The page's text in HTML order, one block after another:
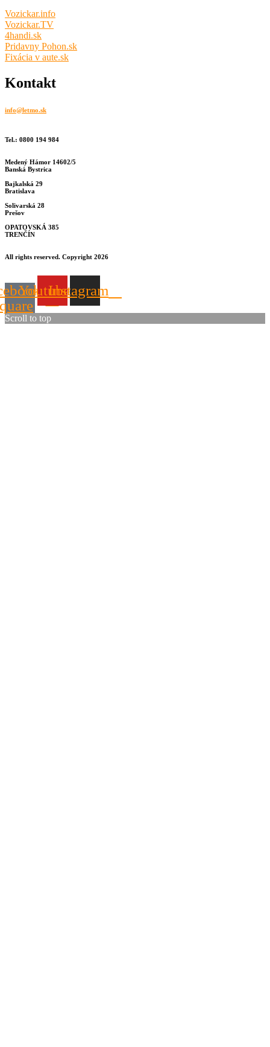
Vozickar.info
Vozickar.TV
4handi.sk
Pridavny Pohon.sk
Fixácia v aute.sk
Kontakt
info@letmo.sk
Tel.: 0800 194 984
Medený Hámor 14602/5
Banská Bystrica
Bajkalská 29
Bratislava
Solivarská 28
Prešov
OPATOVSKÁ 385
TRENČÍN
All rights reserved. Copyright 2026
YoutubeInstagram
Scroll to top